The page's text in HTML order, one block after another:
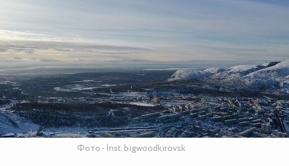
Фото - Inst. bigwoodkirovsk